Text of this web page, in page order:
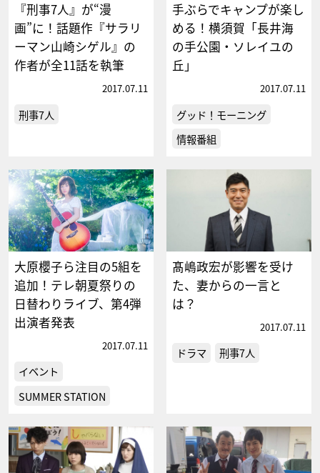
『刑事7人』が“漫
画”に！話題作『サラリ
ーマン山崎シゲル』の
作者が全11話を執筆
2017.07.11
刑事7人
手ぶらでキャンプが楽し
める！横須賀「長井海
の手公園・ソレイユの
丘」
2017.07.11
グッド！モーニング
情報番組
大原櫻子ら注目の5組を
追加！テレ朝夏祭りの
日替わりライブ、第4弾
出演者発表
2017.07.11
イベント
SUMMER STATION
髙嶋政宏が影響を受け
た、妻からの一言と
は？
2017.07.11
ドラマ 刑事7人